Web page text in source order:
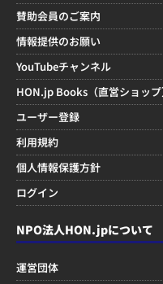
賛助会員のご案内
情報提供のお願い
YouTubeチャンネル
HON.jp Books（直営ショップ
ユーザー登録
利用規約
個人情報保護方針
ログイン
NPO法人HON.jpについて
運営団体